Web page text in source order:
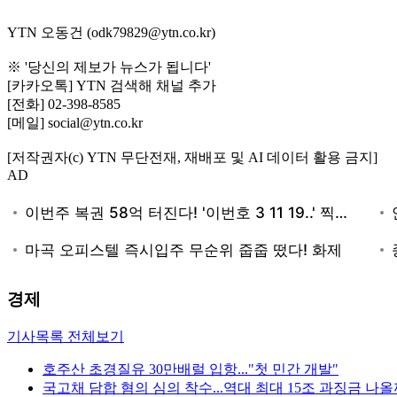
YTN 오동건 (odk79829@ytn.co.kr)
※ '당신의 제보가 뉴스가 됩니다'
[카카오톡] YTN 검색해 채널 추가
[전화] 02-398-8585
[메일] social@ytn.co.kr
[저작권자(c) YTN 무단전재, 재배포 및 AI 데이터 활용 금지]
AD
경제
기사목록 전체보기
호주산 초경질유 30만배럴 입항..."첫 민간 개발"
국고채 담합 혐의 심의 착수...역대 최대 15조 과징금 나올